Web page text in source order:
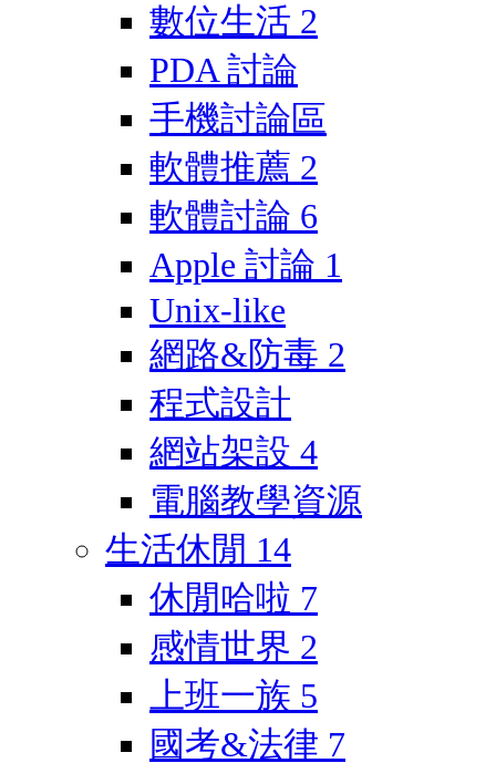
數位生活 2
PDA 討論
手機討論區
軟體推薦 2
軟體討論 6
Apple 討論 1
Unix-like
網路&防毒 2
程式設計
網站架設 4
電腦教學資源
生活休閒 14
休閒哈啦 7
感情世界 2
上班一族 5
國考&法律 7